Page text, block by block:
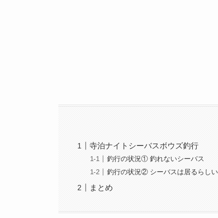
寺泊ナイトシーバスボウズ釣行
釣行の状況① 釣れないシーバス
釣行の状況② シーバスは居るらしい
まとめ